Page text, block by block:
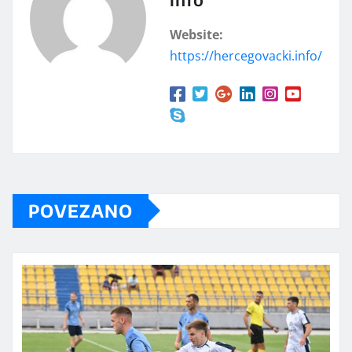
Website:
https://hercegovacki.info/
POVEZANO